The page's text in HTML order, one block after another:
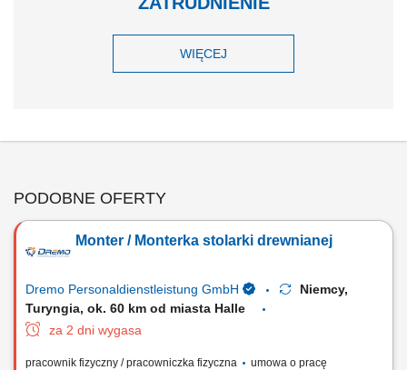
WIĘCEJ
PODOBNE OFERTY
Monter / Monterka stolarki drewnianej
Dremo Personaldienstleistung GmbH
Niemcy,
Turyngia, ok. 60 km od miasta Halle
za 2 dni wygasa
pracownik fizyczny / pracowniczka fizyczna
umowa o pracę